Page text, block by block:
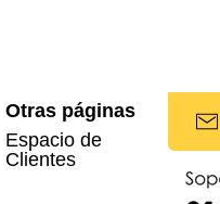
Otras páginas
Espacio de
Clientes